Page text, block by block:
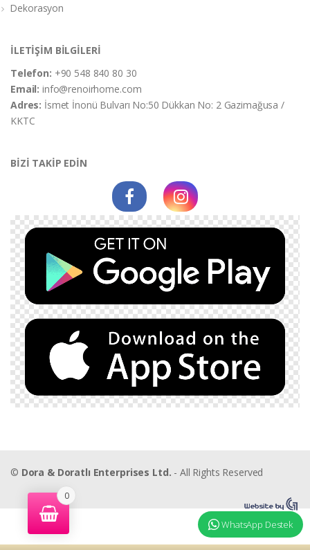
Dekorasyon
İLETİŞİM BİLGİLERİ
Telefon: +90 548 840 80 30
Email:info@renoirhome.com
Adres: İsmet İnonü Bulvarı No:50 Dükkan No: 2 Gazimağusa /
KKTC
BİZİ TAKİP EDİN
© Dora & Doratlı Enterprises Ltd. - All Rights Reserved
0
WhatsApp Destek